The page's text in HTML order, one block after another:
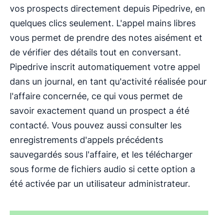
vos prospects directement depuis Pipedrive, en
quelques clics seulement. L'appel mains libres
vous permet de prendre des notes aisément et
de vérifier des détails tout en conversant.
Pipedrive inscrit automatiquement votre appel
dans un journal, en tant qu'activité réalisée pour
l'affaire concernée, ce qui vous permet de
savoir exactement quand un prospect a été
contacté. Vous pouvez aussi consulter les
enregistrements d'appels précédents
sauvegardés sous l'affaire, et les télécharger
sous forme de fichiers audio si cette option a
été activée par un utilisateur administrateur.